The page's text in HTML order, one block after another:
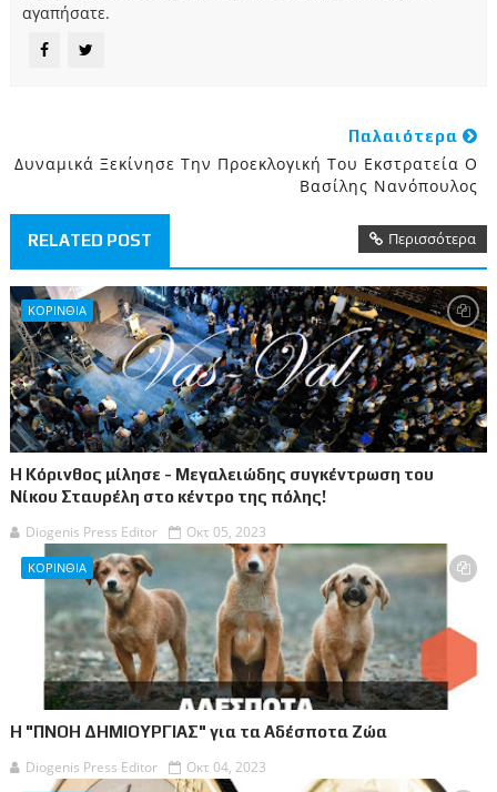
αγαπήσατε.
Παλαιότερα
Δυναμικά Ξεκίνησε Την Προεκλογική Του Εκστρατεία Ο
Βασίλης Νανόπουλος
RELATED POST Περισσότερα
ΚΟΡΙΝΘΙΑ
Η Κόρινθος μίλησε - Μεγαλειώδης συγκέντρωση του
Νίκου Σταυρέλη στο κέντρο της πόλης!
Diogenis Press Editor
Οκτ 05, 2023
ΚΟΡΙΝΘΙΑ
Η "ΠΝΟΗ ΔΗΜΙΟΥΡΓΙΑΣ" για τα Αδέσποτα Ζώα
Diogenis Press Editor
Οκτ 04, 2023